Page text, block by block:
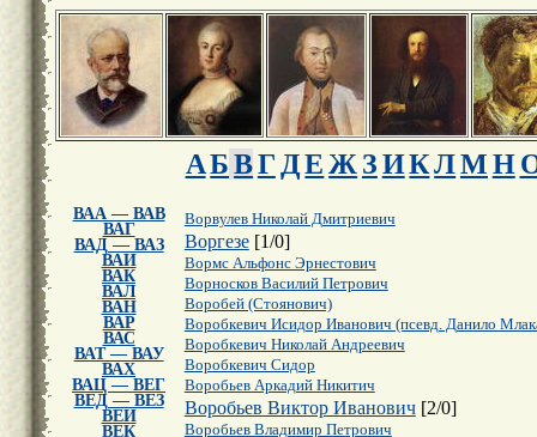
АБВГ ДЕ Ж ЗИКЛМН
ВАА — ВАВ
ВАГ
ВАД — ВАЗ
ВАИ
ВАК
ВАЛ
ВАН
ВАР
ВАС
ВАТ — ВАУ
ВАХ
ВАЦ — ВЕГ
ВЕД — ВЕЗ
ВЕИ
ВЕК
Ворвулев Николай Дмитриевич
Воргезе[1/0]
Вормс Альфонс Эрнестович
Ворносков Василий Петрович
Воробей (Стоянович)
Воробкевич Исидор Иванович (псевд. Данило
Воробкевич Николай Андреевич
Воробкевич Сидор
Воробьев Аркадий Никитич
Воробьев Виктор Иванович[2/0]
Воробьев Владимир Петрович